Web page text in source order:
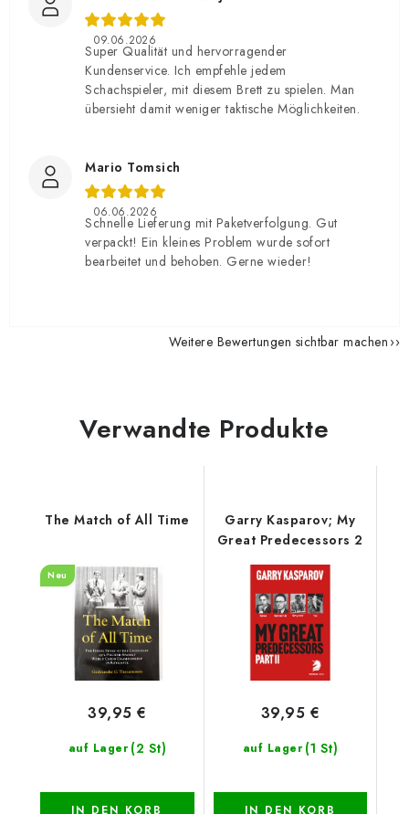
09.06.2026
Super Qualität und hervorragender
Kundenservice. Ich empfehle jedem
Schachspieler, mit diesem Brett zu spielen. Man
übersieht damit weniger taktische Möglichkeiten.
Mario Tomsich
06.06.2026
Schnelle Lieferung mit Paketverfolgung. Gut
verpackt! Ein kleines Problem wurde sofort
bearbeitet und behoben. Gerne wieder!
Weitere Bewertungen sichtbar machen
Verwandte Produkte
The Match of All Time
Neu
auf Lager (2 St)
39,95 €
IN DEN KORB
Garry Kasparov; My
Great Predecessors 2
auf Lager (1 St)
39,95 €
IN DEN KORB